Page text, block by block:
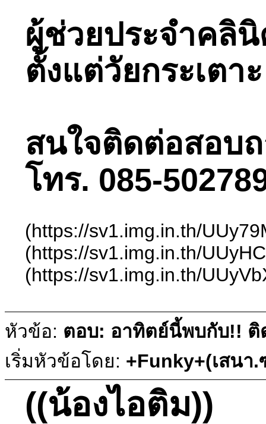
ผู้ช่วยประจำคลิ
ตั้งแต่วัยกระเต
สนใจติดต่อสอบ
โทร. 085-
(https://sv1.img.in.th/
(https://sv1.img.in.th/
(https://sv1.img.in.th/
หัวข้อ: ตอบ: อาทิตย์นี้พบกับ!! ติ
เริ่มหัวข้อโดย: +Funky+(เสนา
((น้องไอติม))